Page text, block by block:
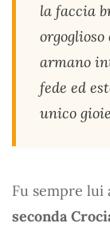
la faccia
armano
fede ed
unico
Fu sempre lui
seconda